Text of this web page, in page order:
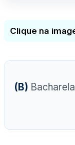
Clique na
(B)